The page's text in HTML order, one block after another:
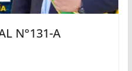
N°131-A